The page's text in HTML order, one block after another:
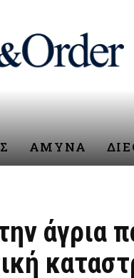
ΑΜΥΝΑ
άγρια